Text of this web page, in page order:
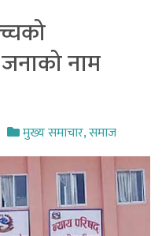
नाम
मुख्य समाचार,समाज